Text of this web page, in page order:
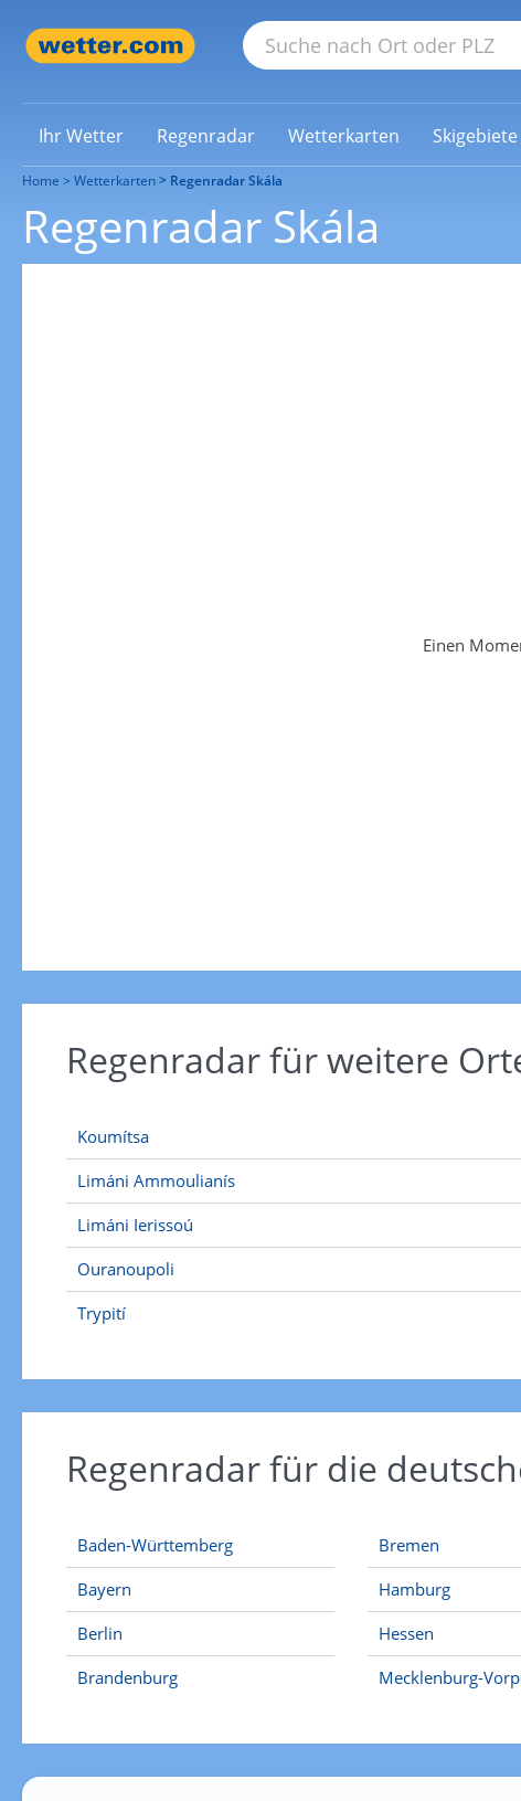
Ihr Wetter Regenradar Wetterkarten Skigebiete
Home Wetterkarten Regenradar Skála
Regenradar Skála
Einen
Regenradar für weitere
Koumítsa
Limáni Ammoulianís
Limáni Ierissoú
Ouranoupoli
Trypití
Regenradar für die
Baden-Württemberg
Bayern
Berlin
Brandenburg
Bremen
Hamburg
Hessen
Mecklenburg-